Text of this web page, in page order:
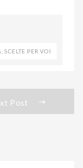
,SCELTE PER VOI
Post